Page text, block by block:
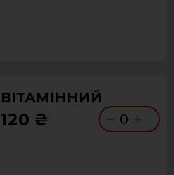
ВІТАМІННИЙ
120 ₴ 0